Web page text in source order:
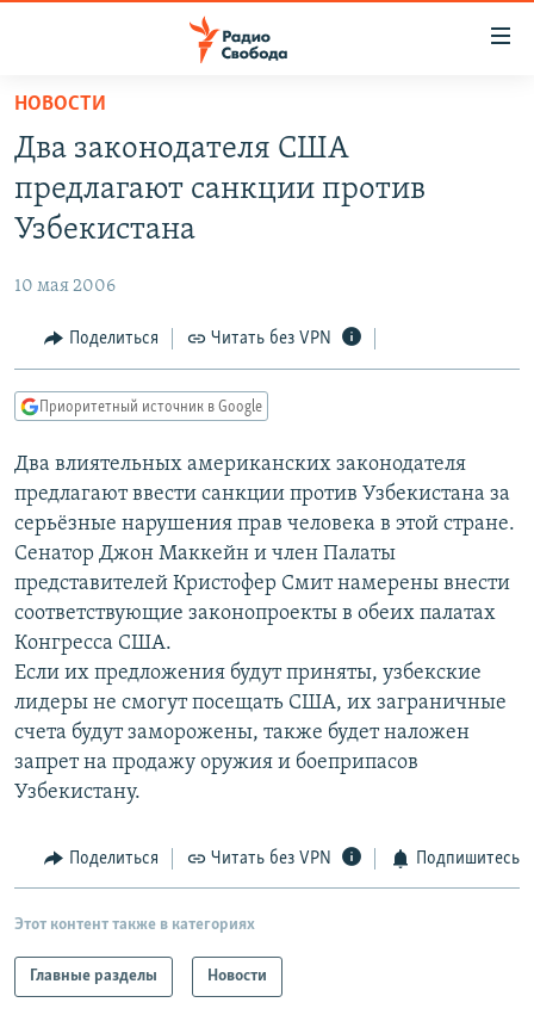
упрощенного
доступа
основному
Вернутся
Вернутся
поиску
ПОДКАСТЫ
АВТОРСКИЕ ПРОЕКТЫ
МНЕНИЯ
КУЛЬТУРА
КАВКАЗ.РЕАЛИИ
СЕВЕР.РЕАЛИИ
СИБИРЬ.РЕАЛИИ
РАСПИСАНИЕ ВЕЩАНИЯ
ПОДПИШИТЕСЬ НА РАССЫЛКУ
СОЦИАЛЬНЫЕ СЕТИ
НОВОСТИ
Два законодателя США
предлагают санкции против
Узбекистана
10 мая 2006
Поделиться Читать без VPN
Приоритетный источник в Google
Два влиятельных американских законодателя
предлагают ввести санкции против Узбекистана за
серьёзные нарушения прав человека в этой стране.
Сенатор Джон Маккейн и член Палаты
представителей Кристофер Смит намерены внести
соответствующие законопроекты в обеих палатах
Конгресса США.
Если их предложения будут приняты, узбекские
лидеры не смогут посещать США, их заграничные
счета будут заморожены, также будет наложен
запрет на продажу оружия и боеприпасов
Узбекистану.
Поделиться Читать без VPN Подпишитесь
Этот контент также в категориях
Главные разделы Новости